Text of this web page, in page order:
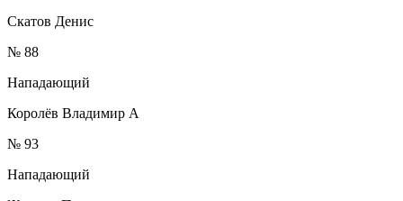
Скатов Денис
№ 88
Нападающий
Королёв Владимир А
№ 93
Нападающий